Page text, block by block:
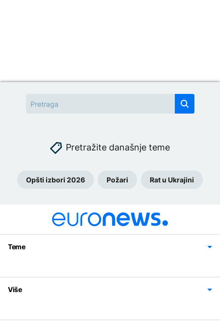
Pretražite današnje teme
Opšti izbori 2026 Požari Rat u Ukrajini
Teme
Svijet
Sport
Magazin
Više
Politika privatnosti
Uslovi korišćenja